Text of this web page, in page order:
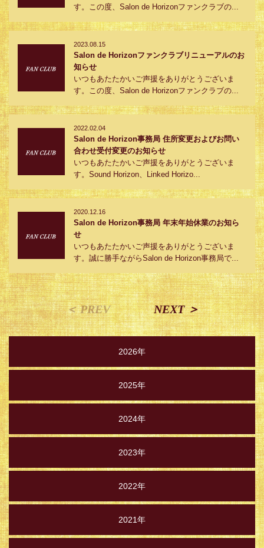
す。この度、Salon de Horizonファンクラブの...
2023.08.15
Salon de Horizonファンクラブリニューアルのお
知らせ
いつもあたたかいご声援をありがとうございま
す。この度、Salon de Horizonファンクラブの...
2022.02.04
Salon de Horizon事務局 住所変更およびお問い
合わせ受付変更のお知らせ
いつもあたたかいご声援をありがとうございま
す。Sound Horizon、Linked Horizo...
2020.12.16
Salon de Horizon事務局 年末年始休業のお知ら
せ
いつもあたたかいご声援をありがとうございま
す。誠に勝手ながらSalon de Horizon事務局で...
＜ PREV NEXT ＞
2026年
2025年
2024年
2023年
2022年
2021年